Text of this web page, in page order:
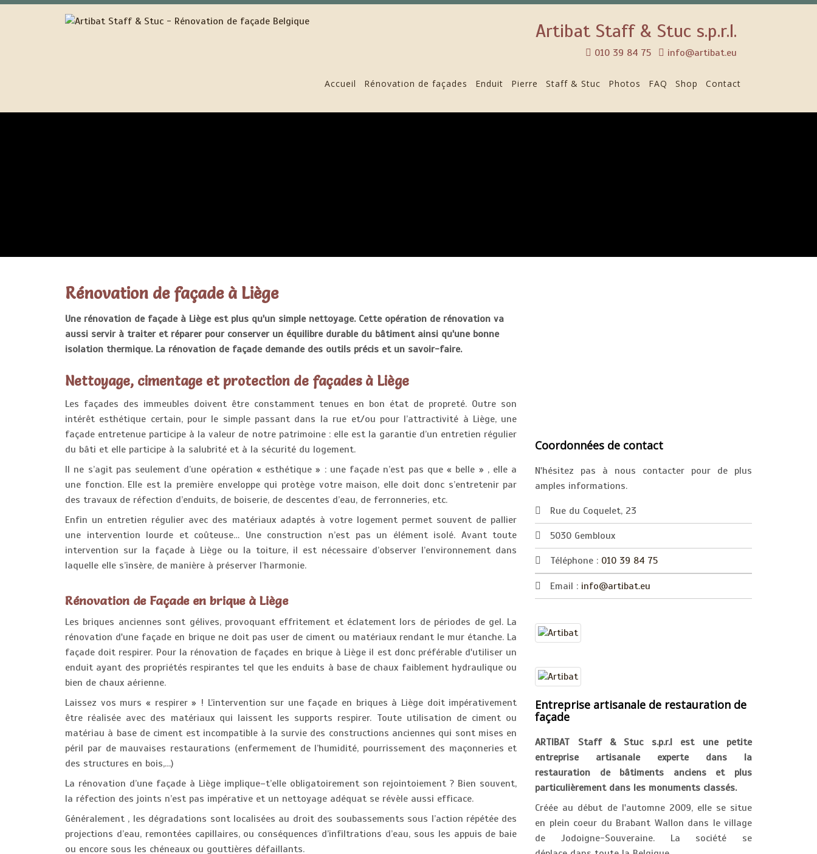
Artibat Staff & Stuc s.p.r.l.
010 39 84 75 info@artibat.eu
Accueil Rénovation de façades Enduit Pierre Staff & Stuc Photos FAQ Shop Contact
Rénovation de façade à Liège
Une rénovation de façade à Liège est plus qu'un simple nettoyage. Cette opération de rénovation va
aussi servir à traiter et réparer pour conserver un équilibre durable du bâtiment ainsi qu'une bonne
isolation thermique. La rénovation de façade demande des outils précis et un savoir-faire.
Nettoyage, cimentage et protection de façades à Liège
Les façades des immeubles doivent être constamment tenues en bon état de propreté. Outre son
intérêt esthétique certain, pour le simple passant dans la rue et/ou pour l’attractivité à Liège, une
façade entretenue participe à la valeur de notre patrimoine : elle est la garantie d’un entretien régulier
du bâti et elle participe à la salubrité et à la sécurité du logement.
Il ne s’agit pas seulement d’une opération « esthétique » : une façade n’est pas que « belle » , elle a
une fonction. Elle est la première enveloppe qui protège votre maison, elle doit donc s’entretenir par
des travaux de réfection d’enduits, de boiserie, de descentes d’eau, de ferronneries, etc.
Enfin un entretien régulier avec des matériaux adaptés à votre logement permet souvent de pallier
une intervention lourde et coûteuse… Une construction n’est pas un élément isolé. Avant toute
intervention sur la façade à Liège ou la toiture, il est nécessaire d’observer l’environnement dans
laquelle elle s’insère, de manière à préserver l’harmonie.
Rénovation de Façade en brique à Liège
Les briques anciennes sont gélives, provoquant effritement et éclatement lors de périodes de gel. La
rénovation d'une façade en brique ne doit pas user de ciment ou matériaux rendant le mur étanche. La
façade doit respirer. Pour la rénovation de façades en brique à Liège il est donc préférable d'utiliser un
enduit ayant des propriétés respirantes tel que les enduits à base de chaux faiblement hydraulique ou
bien de chaux aérienne.
Laissez vos murs « respirer » ! L’intervention sur une façade en briques à Liège doit impérativement
être réalisée avec des matériaux qui laissent les supports respirer. Toute utilisation de ciment ou
matériau à base de ciment est incompatible à la survie des constructions anciennes qui sont mises en
péril par de mauvaises restaurations (enfermement de l’humidité, pourrissement des maçonneries et
des structures en bois,…)
La rénovation d’une façade à Liège implique–t’elle obligatoirement son rejointoiement ? Bien souvent,
la réfection des joints n’est pas impérative et un nettoyage adéquat se révèle aussi efficace.
Généralement , les dégradations sont localisées au droit des soubassements sous l’action répétée des
projections d’eau, remontées capillaires, ou conséquences d’infiltrations d’eau, sous les appuis de baie
ou encore sous les chéneaux ou gouttières défaillants.
Coordonnées de contact
N'hésitez pas à nous contacter pour de plus
amples informations.
Rue du Coquelet, 23
5030 Gembloux
Téléphone : 010 39 84 75
Email : info@artibat.eu
Entreprise artisanale de restauration de
façade
ARTIBAT Staff & Stuc s.p.r.l est une petite
entreprise artisanale experte dans la
restauration de bâtiments anciens et plus
particulièrement dans les monuments classés.
Créée au début de l'automne 2009, elle se situe
en plein coeur du Brabant Wallon dans le village
de Jodoigne-Souveraine. La société se